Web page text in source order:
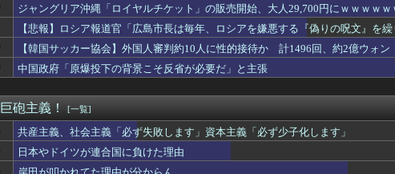
ジャングリア沖縄「ロイヤルチケット」の販売開始、大人29,700円にｗｗｗｗｗ
【悲報】ロシア報道官「広島市長は毎年、ロシアを嫌悪する『偽りの呪文』を
主張
【韓国サッカー協会】外国人審判約10人に性的接待か 計1496回、約2億ウォン
中国政府「原爆投下の背景こそ反省が必要だ」と主張
砲主義！ [一覧]
共産主義、社会主義「必ず失敗します」資本主義「必ず少子化します」
日本やドイツが連合国に負けた理由